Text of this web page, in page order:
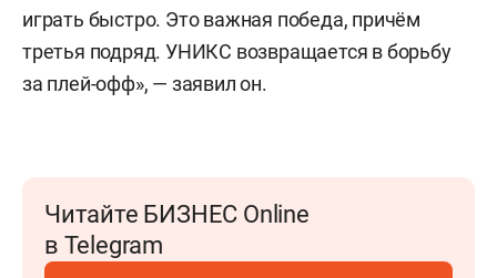
играть быстро. Это важная победа, причём
третья подряд. УНИКС возвращается в борьбу
за плей-офф», — заявил он.
Читайте БИЗНЕС Online
в Telegram